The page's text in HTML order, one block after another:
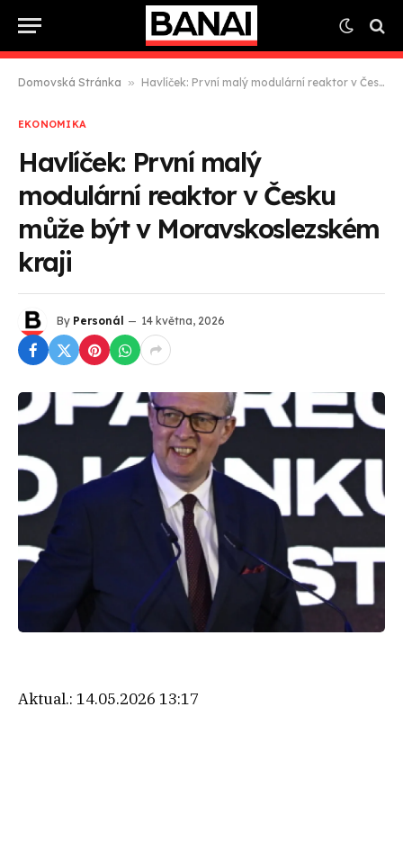
Domovská Stránka » Havlíček: První malý modulární reaktor v Česku může být v Moravskoslezském kraji
EKONOMIKA
Havlíček: První malý
modulární reaktor v Česku
může být v Moravskoslezském
kraji
By Personál 14 května, 2026
Aktual.: 14.05.2026 13:17